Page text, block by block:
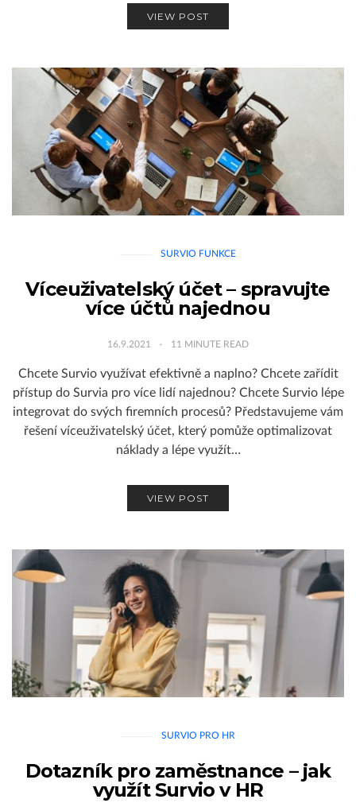
VIEW POST
SURVIO FUNKCE
Víceuživatelský účet – spravujte
více účtů najednou
16.9.2021 11 MINUTE READ
Chcete Survio využívat efektivně a naplno? Chcete zařídit
přístup do Survia pro více lidí najednou? Chcete Survio lépe
integrovat do svých firemních procesů? Představujeme vám
řešení víceuživatelský účet, který pomůže optimalizovat
náklady a lépe využít…
VIEW POST
SURVIO PRO HR
Dotazník pro zaměstnance – jak
využít Survio v HR